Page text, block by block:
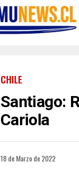
CHILE
Santiago:
Cariola
18 de Marzo de 2022